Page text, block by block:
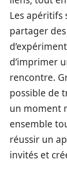
Les apéritifs
partager
d’imprimer
rencontre.
possible de
un moment
ensemble
réussir un
invités et